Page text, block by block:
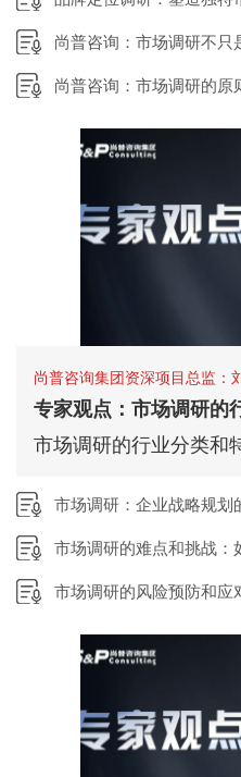
尚普咨询：市场调研的原
尚普咨询集团资深项目总监：
专家观点：市场调研的
市场调研的行业分类和
市场调研：企业战略规划
市场调研的难点和挑战：
市场调研的风险预防和应